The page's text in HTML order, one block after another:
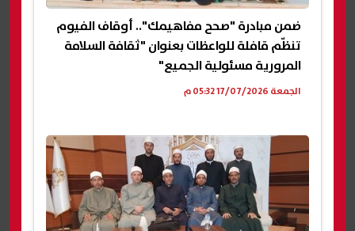
ضمن مبادرة "صحح مفاهيمك".. أوقاف الفيوم
تنظّم قافلة للواعظات بعنوان "ثقافة السلامة
المرورية مسئولية الجميع"
الجمعة 17/07/2026 05:32 م